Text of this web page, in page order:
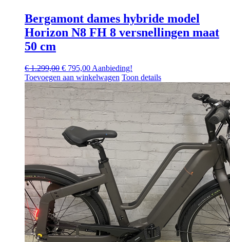
Bergamont dames hybride model
Horizon N8 FH 8 versnellingen maat
50 cm
€1.299,00 Oorspronkelijke
prijs
was:
€ 1.299,00.
€ 795,00Huidige
prijs
€ 795,00.
Aanbieding!
Toevoegen aan winkelwagen Toon details